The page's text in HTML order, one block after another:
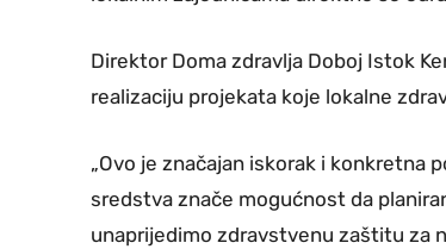
Direktor Doma zdravlja Doboj Istok
realizaciju projekata koje lokalne
„Ovo je značajan iskorak i konkretna
sredstva znače mogućnost da
unaprijedimo zdravstvenu zaštitu za